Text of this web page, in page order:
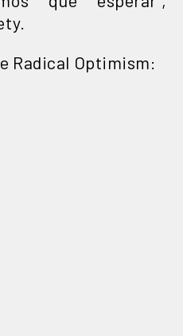
Radical Optimism: